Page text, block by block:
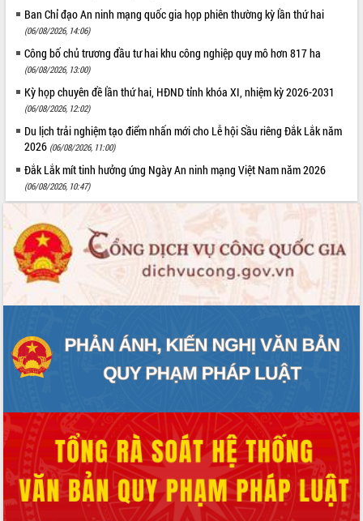
Ban Chỉ đạo An ninh mạng quốc gia họp phiên thường kỳ lần thứ hai
(06/08/2026, 14:06)
Công bố chủ trương đầu tư hai khu công nghiệp quy mô hơn 817 ha
(06/08/2026, 13:00)
Kỳ họp chuyên đề lần thứ hai, HĐND tỉnh khóa XI, nhiệm kỳ 2026-2031
(06/08/2026, 12:02)
Du lịch trải nghiệm tạo điểm nhấn mới cho Lễ hội Sầu riêng Đắk Lắk năm
2026 (06/08/2026, 11:00)
Đắk Lắk mít tinh hưởng ứng Ngày An ninh mạng Việt Nam năm 2026
(06/08/2026, 10:47)